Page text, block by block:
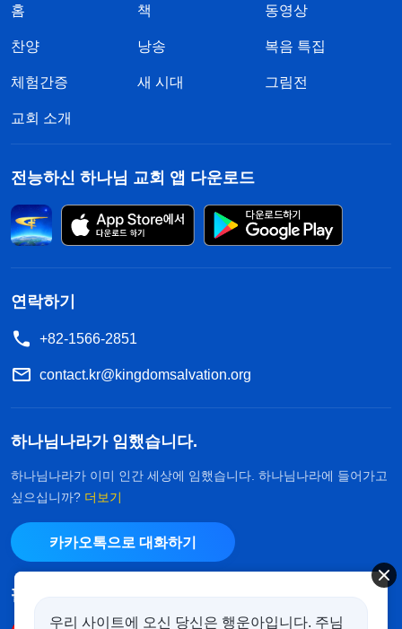
홈 책 동영상
찬양 낭송 복음 특집
체험간증 새 시대 그림전
교회 소개
전능하신 하나님 교회 앱 다운로드
연락하기
+82-1566-2851
contact.kr@kingdomsalvation.org
하나님나라가 임했습니다.
하나님나라가 이미 인간 세상에 임했습니다. 하나님나라에 들어가고
싶으십니까? 더보기
카카오톡으로 대화하기
팔로우하기
우리 사이트에 오신 당신은 행운아입니다. 주님